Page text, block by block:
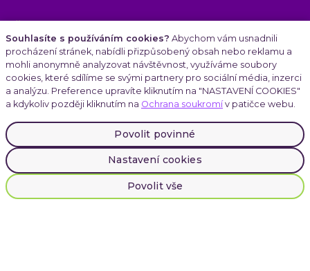
Kariéra
Facebook
Souhlasíte s používáním cookies? Abychom vám usnadnili
procházení stránek, nabídli přizpůsobený obsah nebo reklamu a
mohli anonymně analyzovat návštěvnost, využíváme soubory
cookies, které sdílíme se svými partnery pro sociální média, inzerci
a analýzu. Preference upravíte kliknutím na "NASTAVENÍ COOKIES"
a kdykoliv později kliknutím na Ochrana soukromív patičce webu.
Povolit povinné
Nastavení cookies
Povolit vše